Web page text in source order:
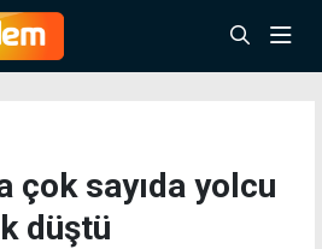
çok sayıda yolcu
düştü